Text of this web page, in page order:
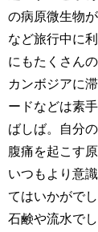
の病原微生物
など旅行中に
にもたくさん
カンボジアに
ードなどは素
ばしば。自分
腹痛を起こす
いつもより意
てはいかがで
石鹸や流水で